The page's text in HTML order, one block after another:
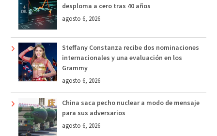
desploma a cero tras 40 años
agosto 6, 2026
Steffany Constanza recibe dos nominaciones
internacionales y una evaluación en los
Grammy
agosto 6, 2026
China saca pecho nuclear a modo de mensaje
para sus adversarios
agosto 6, 2026